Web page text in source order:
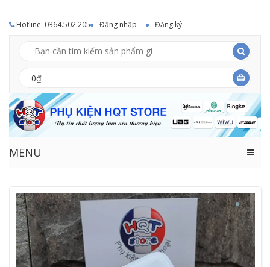
Hotline: 0364.502.205 Đăng nhập Đăng ký
0₫
MENU